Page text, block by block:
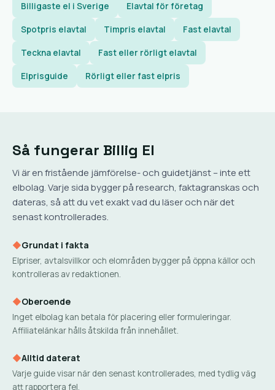
Billigaste el i Sverige Elavtal för företag
Spotpris elavtal Timpris elavtal Fast elavtal
Teckna elavtal Fast eller rörligt elavtal
Elprisguide Rörligt eller fast elpris
Så fungerar Billig El
Vi är en fristående jämförelse- och guidetjänst – inte ett
elbolag. Varje sida bygger på research, faktagranskas och
dateras, så att du vet exakt vad du läser och när det
senast kontrollerades.
◆Grundat i fakta
Elpriser, avtalsvillkor och elområden bygger på öppna källor och
kontrolleras av redaktionen.
◆Oberoende
Inget elbolag kan betala för placering eller formuleringar.
Affiliatelänkar hålls åtskilda från innehållet.
◆Alltid daterat
Varje guide visar när den senast kontrollerades, med tydlig väg
att rapportera fel.